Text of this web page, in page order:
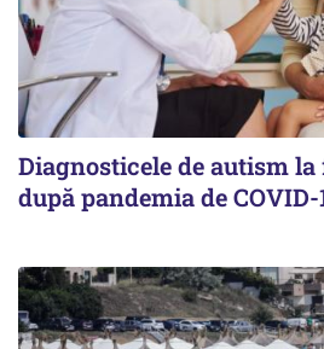
Diagnosticele de autism
după pandemia de COVID-